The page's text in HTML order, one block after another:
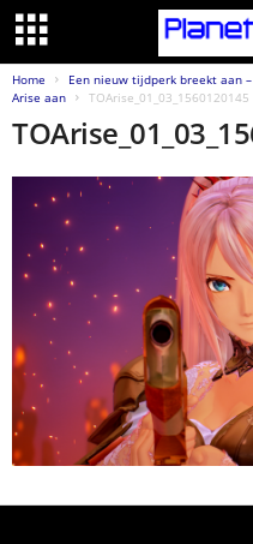
Home
Een nieuw tijdperk breekt aan
Arise aan
TOArise_01_03_1560120145